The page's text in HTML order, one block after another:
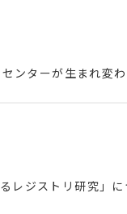
ンターが生まれ変わ
レジストリ研究」